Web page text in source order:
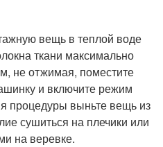
вещь в теплой воде
ткани максимально
не отжимая, поместите
и включите режим
процедуры выньте вещь из
сушиться на плечики или
на веревке.